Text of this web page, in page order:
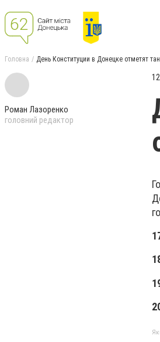
Головна День Конституции в Донецке отметят
Роман Лазоренко
головний редактор